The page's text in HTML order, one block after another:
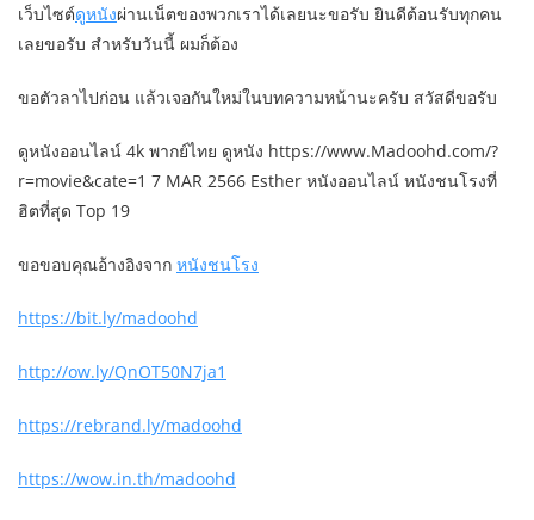
เว็บไซต์ดูหนังผ่านเน็ตของพวกเราได้เลยนะขอรับ ยินดีต้อนรับทุกคน
เลยขอรับ สำหรับวันนี้ ผมก็ต้อง
ขอตัวลาไปก่อน แล้วเจอกันใหม่ในบทความหน้านะครับ สวัสดีขอรับ
ดูหนังออนไลน์ 4k พากย์ไทย ดูหนัง https://www.Madoohd.com/?
r=movie&cate=1 7 MAR 2566 Esther หนังออนไลน์ หนังชนโรงที่
ฮิตที่สุด Top 19
ขอขอบคุณอ้างอิงจาก หนังชนโรง
https://bit.ly/madoohd
http://ow.ly/QnOT50N7ja1
https://rebrand.ly/madoohd
https://wow.in.th/madoohd